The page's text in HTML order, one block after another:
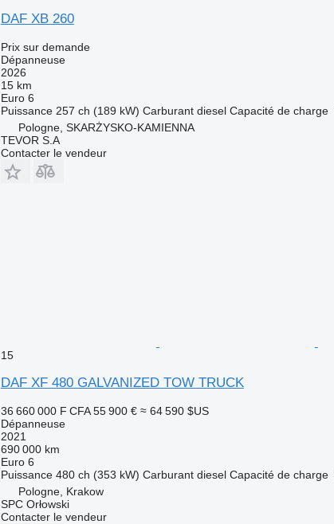
DAF XB 260
Prix sur demande
Dépanneuse
2026
15 km
Euro 6
Puissance 257 ch (189 kW) Carburant diesel Capacité de charge
Pologne, SKARŻYSKO-KAMIENNA
TEVOR S.A
Contacter le vendeur
15
DAF XF 480 GALVANIZED TOW TRUCK
36 660 000 F CFA 55 900 € ≈ 64 590 $US
Dépanneuse
2021
690 000 km
Euro 6
Puissance 480 ch (353 kW) Carburant diesel Capacité de charge
Pologne, Krakow
SPC Orłowski
Contacter le vendeur